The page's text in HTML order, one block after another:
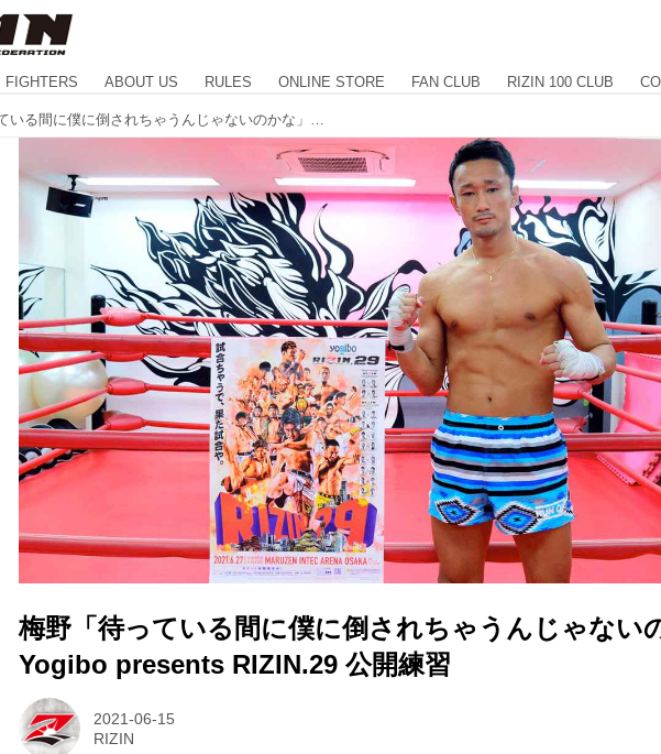
FIGHTERS ABOUT US RULES ONLINE STORE FAN CLUB RIZIN 100 CLUB
梅野「待っている間に僕に倒されちゃうんじゃない
Yogibo presents RIZIN.29 公開練習
2021-06-15
RIZIN